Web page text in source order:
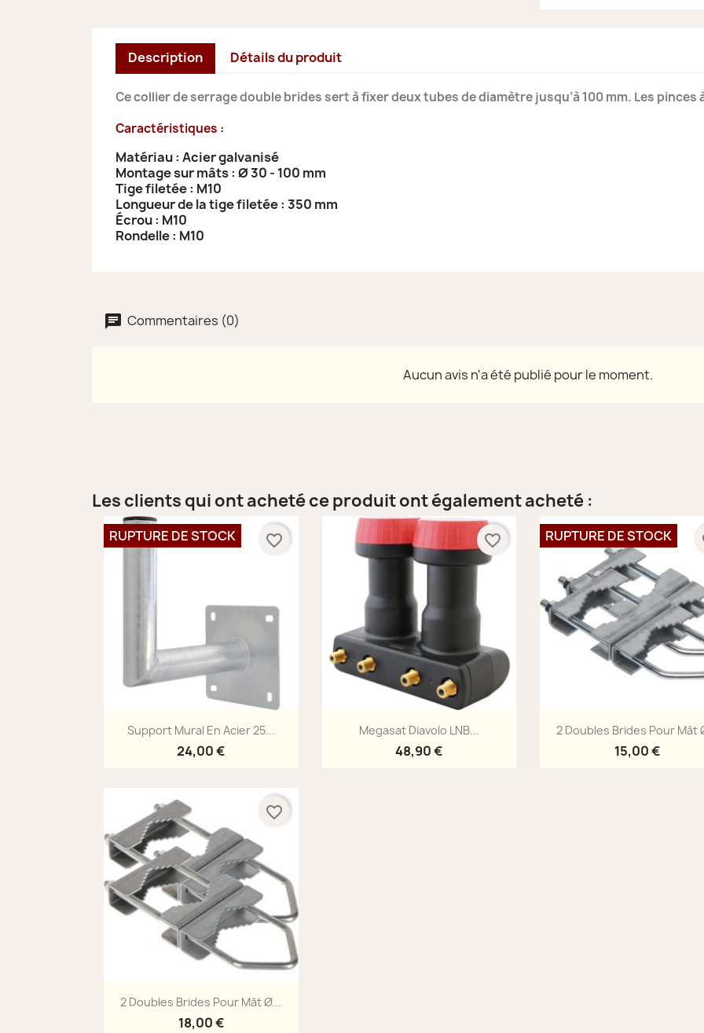
Description Détails du produit
Ce collier de serrage double brides sert à fixer deux tubes de diamètre jusqu’à 100 mm. Les
Caractéristiques :
Matériau : Acier galvanisé
Montage sur mâts : Ø 30 - 100 mm
Tige filetée : M10
Longueur de la tige filetée : 350 mm
Écrou : M10
Rondelle : M10
Commentaires (0)
Aucun avis n'a été publié pour le moment.
Les clients qui ont acheté ce produit ont également acheté :
Aperçu rapide
Support Mural En Acier 25...
24,00 €
RUPTURE DE STOCK favorite_border
Aperçu rapide
Megasat Diavolo LNB...
48,90 €
favorite_border
Aperçu rapide
2 Doubles Brides Pour Mât
15,00 €
RUPTURE DE STOCK
Aperçu rapide
2 Doubles Brides Pour Mât Ø...
18,00 €
favorite_border